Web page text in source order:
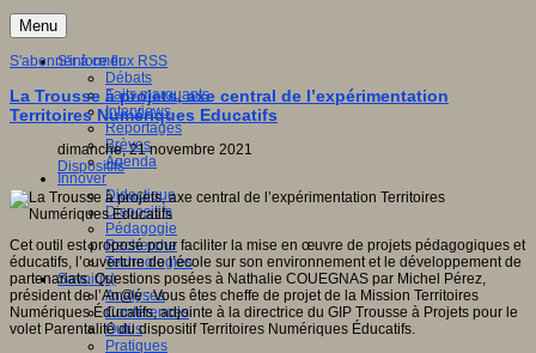
Menu
S'informer
Débats
Faits marquants
Interviews
Reportages
Brèves
Agenda
Innover
Didactique
Dispositifs
Pédagogie
Recherche
Technologies
Savoir(s)
Analyses
Conférences
Outils
Pratiques
S'abonner à ce flux RSS
La Trousse à projets, axe central de l’expérimentation
Territoires Numériques Educatifs
dimanche, 21 novembre 2021
Dispositifs
Cet outil est proposé pour faciliter la mise en œuvre de projets pédagogiques et
éducatifs, l’ouverture de l’école sur son environnement et le développement de
partenariats. Questions posées à Nathalie COUEGNAS par Michel Pérez,
président de l’An@é : Vous êtes cheffe de projet de la Mission Territoires
Numériques Éducatifs, adjointe à la directrice du GIP Trousse à Projets pour le
volet Parentalité du dispositif Territoires Numériques Éducatifs.